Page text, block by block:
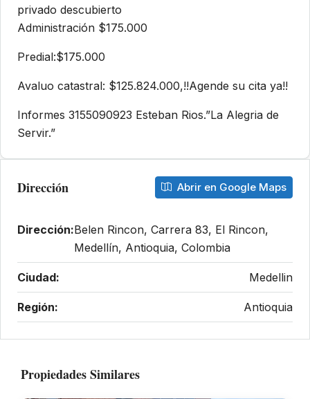
privado descubierto
Administración $175.000
Predial:$175.000
Avaluo catastral: $125.824.000,!!Agende su cita ya!!
Informes 3155090923 Esteban Rios.”La Alegria de
Servir.”
Dirección Abrir en Google Maps
Dirección:Belen Rincon, Carrera 83, El Rincon,
Medellín, Antioquia, Colombia
Ciudad: Medellin
Región: Antioquia
Propiedades Similares